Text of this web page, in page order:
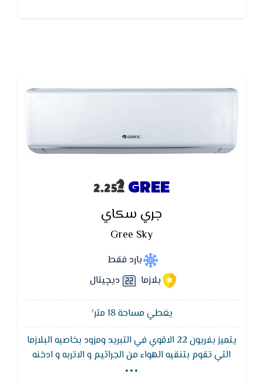
GREE
جري سكاي
Gree Sky
بارد فقط
بلازما
ديچيتال
يغطي مساحة 18 متر²
يتميز بفريون 22 الاقوي في التبريد ومزود بخاصيه البلازما
التي تقوم بتنقيه الهواء من الجراثيم و الاتربه و ادخنه
...